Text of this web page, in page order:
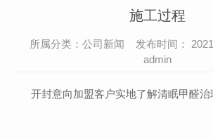
施工过程
所属分类：公司新闻 发布时间：
admin
开封意向加盟客户实地了解清眠甲醛